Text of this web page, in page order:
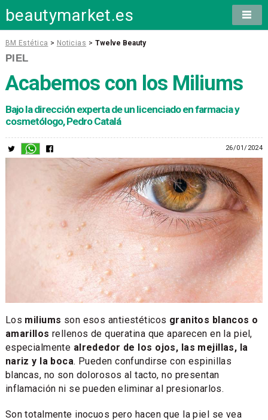
beautymarket.es
BM Estética > Noticias > Twelve Beauty
PIEL
Acabemos con los Miliums
Bajo la dirección experta de un licenciado en farmacia y
cosmetólogo, Pedro Catalá
26/01/2024
Los miliums son esos antiestéticos granitos blancos o
amarillos rellenos de queratina que aparecen en la piel,
especialmente alrededor de los ojos, las mejillas, la
nariz y la boca. Pueden confundirse con espinillas
blancas, no son dolorosos al tacto, no presentan
inflamación ni se pueden eliminar al presionarlos.
Son totalmente inocuos pero hacen que la piel se vea